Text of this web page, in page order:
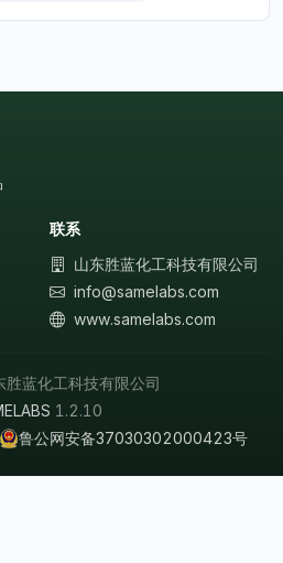
联系
山东胜蓝化工科技有限公司
info@samelabs.com
www.samelabs.com
蓝化工科技有限公司
1.2.10
鲁公网安备37030302000423号